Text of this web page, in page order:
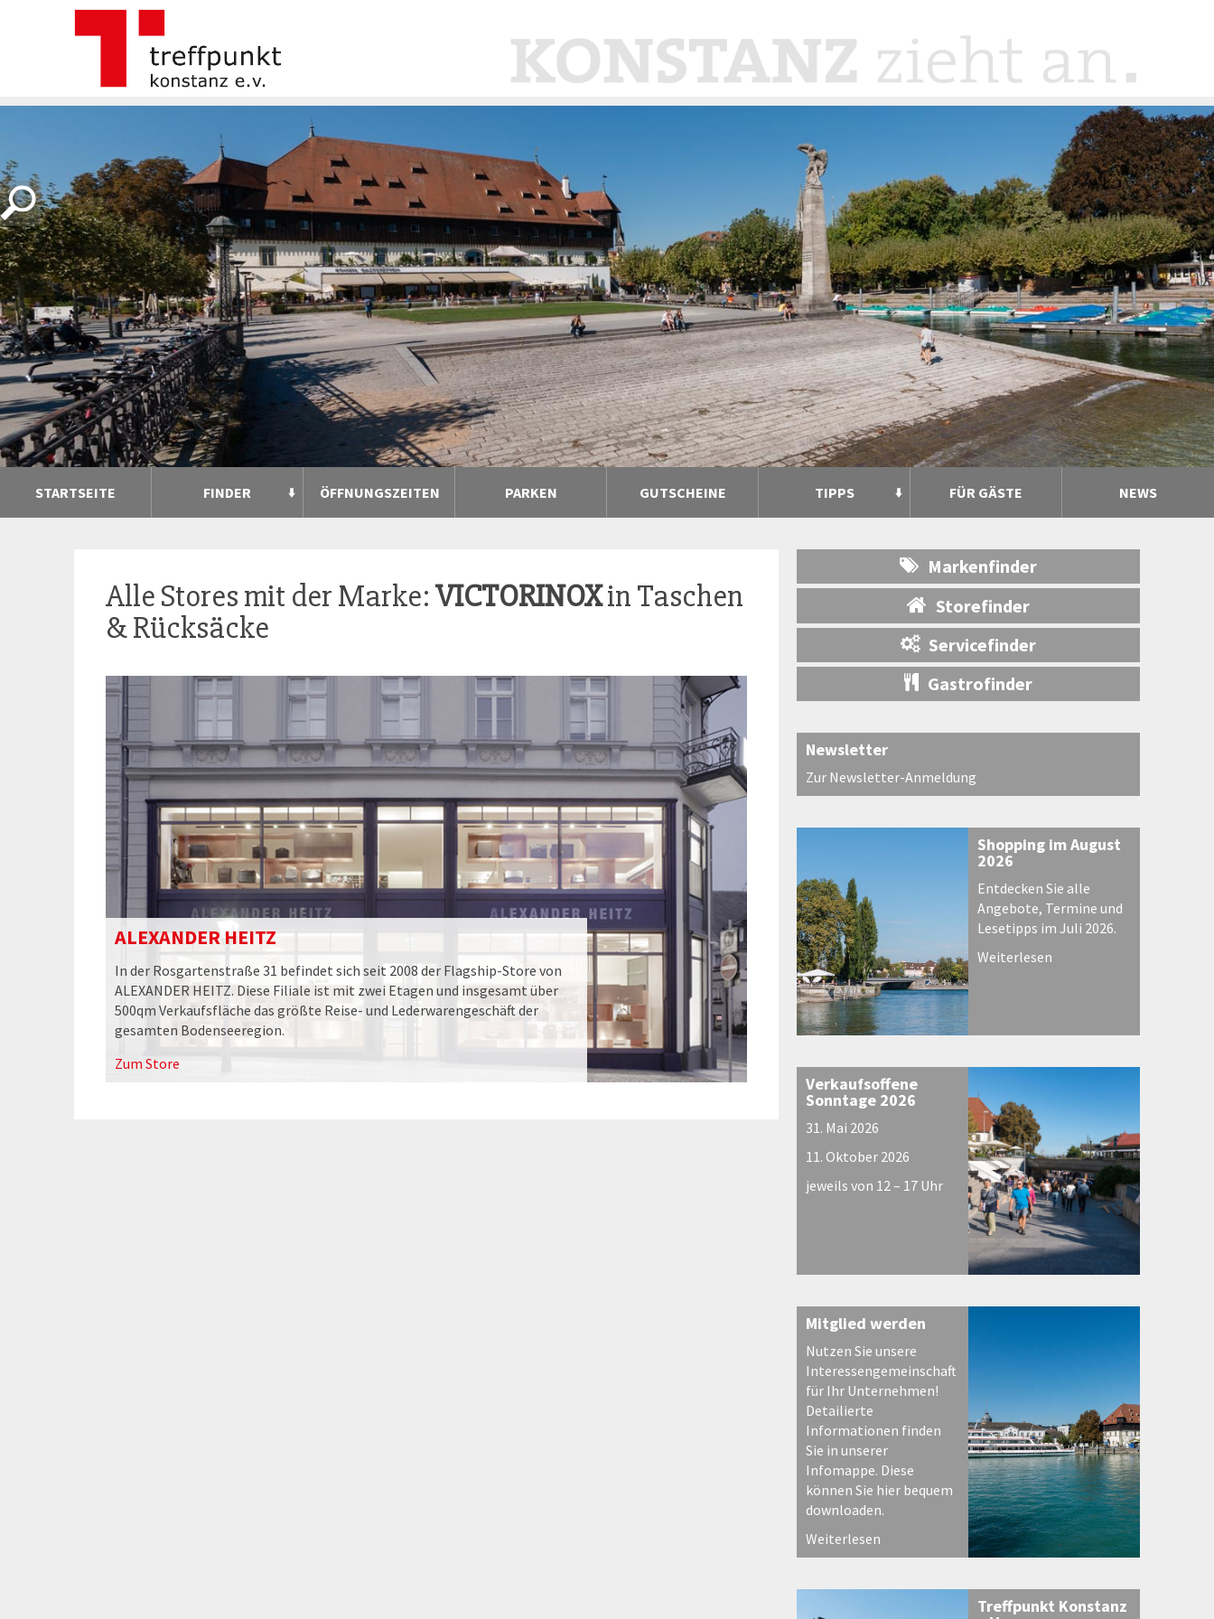
STARTSEITE FINDER ÖFFNUNGSZEITEN PARKEN GUTSCHEINE TIPPS FÜR GÄSTE NEWS
Alle Stores mit der Marke:VICTORINOXin Taschen
& Rücksäcke
ALEXANDER HEITZ
In der Rosgartenstraße 31 befindet sich seit 2008 der Flagship-Store von
ALEXANDER HEITZ. Diese Filiale ist mit zwei Etagen und insgesamt über
500qm Verkaufsfläche das größte Reise- und Lederwarengeschäft der
gesamten Bodenseeregion.
Zum Store
Markenfinder
Storefinder
Servicefinder
Gastrofinder
Newsletter
Zur Newsletter-Anmeldung
Shopping im August
2026
Entdecken Sie alle
Angebote, Termine und
Lesetipps im Juli 2026.
Weiterlesen
Verkaufsoffene
Sonntage 2026
31. Mai 2026
11. Oktober 2026
jeweils von 12 – 17 Uhr
Mitglied werden
Nutzen Sie unsere
Interessengemeinschaft
für Ihr Unternehmen!
Detailierte
Informationen finden
Sie in unserer
Infomappe. Diese
können Sie hier bequem
downloaden.
Weiterlesen
Treffpunkt Konstanz